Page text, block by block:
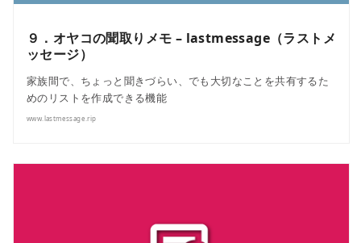
９．オヤコの聞取りメモ – lastmessage（ラストメ
ッセージ）
家族間で、ちょっと聞きづらい、でも大切なことを共有するた
めのリストを作成できる機能
www.lastmessage.rip